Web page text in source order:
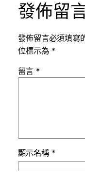
發佈留
發佈留言必須填寫
位標示為 *
留言 *
顯示名稱 *